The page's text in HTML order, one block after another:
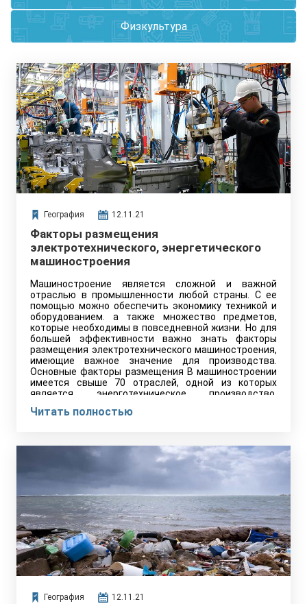
Физкультура
География 12.11.21
Факторы размещения
электротехнического, энергетического
машиностроения
Машиностроение является сложной и важной
отраслью в промышленности любой страны. С ее
помощью можно обеспечить экономику техникой и
оборудованием. а также множество предметов,
которые необходимы в повседневной жизни. Но для
большей эффективности важно знать факторы
размещения электротехнического машиностроения,
имеющие важное значение для производства.
Основные факторы размещения В машиностроении
имеется свыше 70 отраслей, одной из которых
является энерготехническое производство.
Читать полностью
География 12.11.21